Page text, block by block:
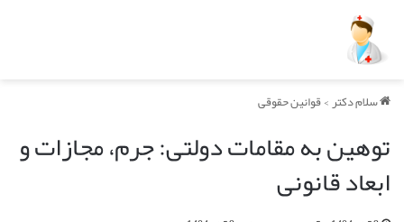
سلام دکتر>قوانین حقوقی
توهین به مقامات دولتی: جرم، مجازات و
ابعاد قانونی